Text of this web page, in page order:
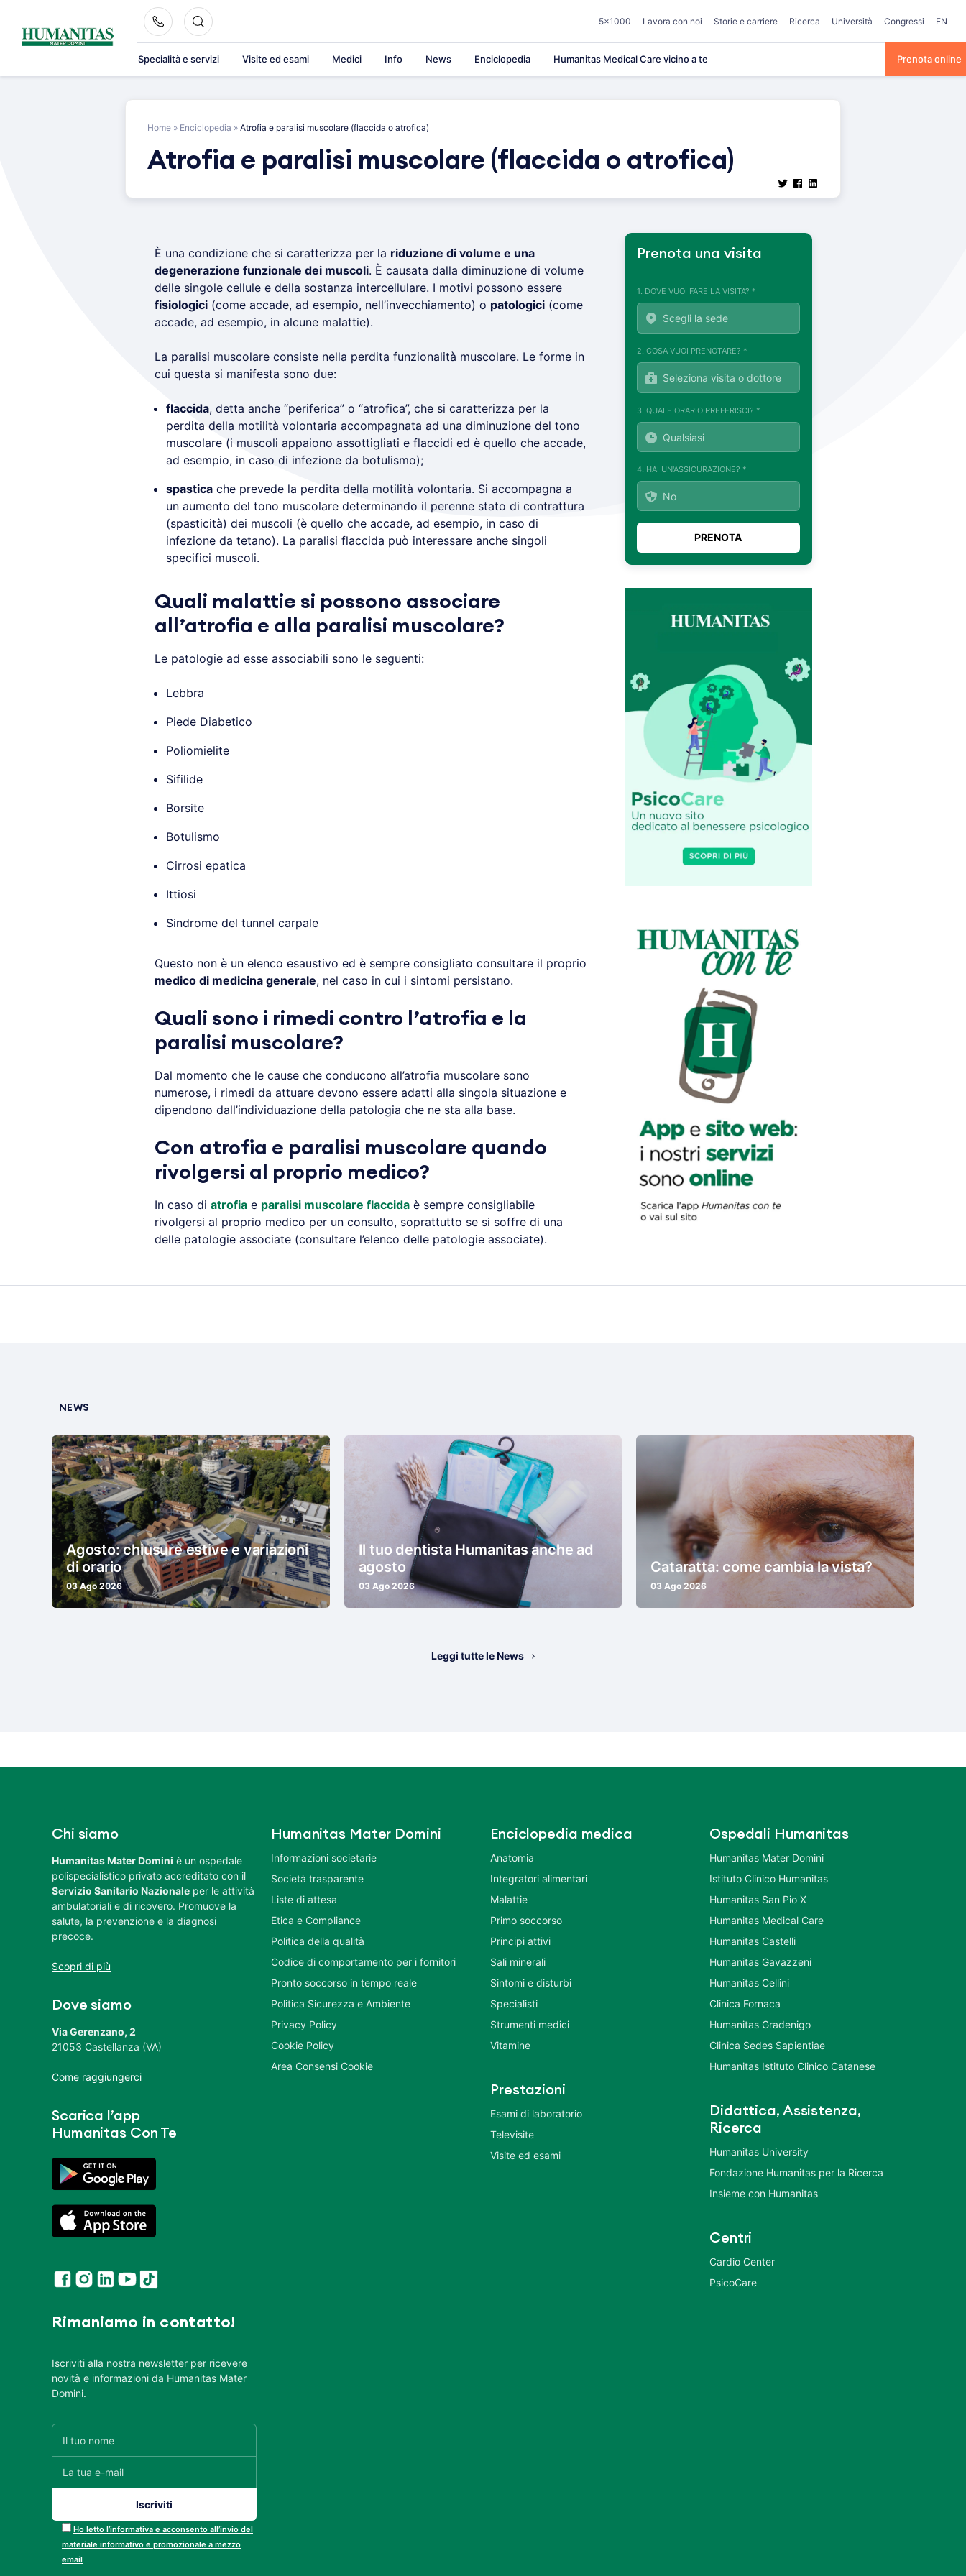
content
5×1000 Lavora con noi Storie e carriere Ricerca Università Congressi EN
Specialità e servizi Visite ed esami Medici Info News Enciclopedia Humanitas Medical Care vicino a te Prenota online
Home » Enciclopedia » Atrofia e paralisi muscolare (flaccida o atrofica)
Atrofia e paralisi muscolare (flaccida o atrofica)
È una condizione che si caratterizza per la riduzione di volume e una
degenerazione funzionale dei muscoli. È causata dalla diminuzione di volume
delle singole cellule e della sostanza intercellulare. I motivi possono essere
fisiologici(come accade, ad esempio, nell’invecchiamento) o patologici(come
accade, ad esempio, in alcune malattie).
La paralisi muscolare consiste nella perdita funzionalità muscolare. Le forme in
cui questa si manifesta sono due:
flaccida, detta anche “periferica” o “atrofica”, che si caratterizza per la
perdita della motilità volontaria accompagnata ad una diminuzione del tono
muscolare (i muscoli appaiono assottigliati e flaccidi ed è quello che accade,
ad esempio, in caso di infezione da botulismo);
spasticache prevede la perdita della motilità volontaria. Si accompagna a
un aumento del tono muscolare determinando il perenne stato di contrattura
(spasticità) dei muscoli (è quello che accade, ad esempio, in caso di
infezione da tetano). La paralisi flaccida può interessare anche singoli
specifici muscoli.
Quali malattie si possono associare
all’atrofia e alla paralisi muscolare?
Le patologie ad esse associabili sono le seguenti:
Lebbra
Piede Diabetico
Poliomielite
Sifilide
Borsite
Botulismo
Cirrosi epatica
Ittiosi
Sindrome del tunnel carpale
Questo non è un elenco esaustivo ed è sempre consigliato consultare il proprio
medico di medicina generale, nel caso in cui i sintomi persistano.
Quali sono i rimedi contro l’atrofia e la
paralisi muscolare?
Dal momento che le cause che conducono all’atrofia muscolare sono
numerose, i rimedi da attuare devono essere adatti alla singola situazione e
dipendono dall’individuazione della patologia che ne sta alla base.
Con atrofia e paralisi muscolare quando
rivolgersi al proprio medico?
In caso di atrofiae paralisi muscolare flaccidaè sempre consigliabile
rivolgersi al proprio medico per un consulto, soprattutto se si soffre di una
delle patologie associate (consultare l’elenco delle patologie associate).
Prenota una visita
1. DOVE VUOI FARE LA VISITA? *
2. COSA VUOI PRENOTARE? *
3. QUALE ORARIO PREFERISCI? *
4. HAI UN'ASSICURAZIONE? *
NEWS
Agosto: chiusure estive e variazioni
di orario
03 Ago 2026
Il tuo dentista Humanitas anche ad
agosto
03 Ago 2026
Cataratta: come cambia la vista?
03 Ago 2026
Leggi tutte le News
Chi siamo
Humanitas Mater Domini è un ospedale
polispecialistico privato accreditato con il
Servizio Sanitario Nazionale per le attività
ambulatoriali e di ricovero. Promuove la
salute, la prevenzione e la diagnosi
precoce.
Scopri di più
Dove siamo
Via Gerenzano, 2
21053 Castellanza (VA)
Come raggiungerci
Scarica l’app
Humanitas Con Te
Rimaniamo in contatto!
Iscriviti alla nostra newsletter per ricevere
novità e informazioni da Humanitas Mater
Domini.
Ho letto l’informativa e acconsento all’invio del
materiale informativo e promozionale a mezzo
email
Humanitas Mater Domini
Informazioni societarie
Società trasparente
Liste di attesa
Etica e Compliance
Politica della qualità
Codice di comportamento per i fornitori
Pronto soccorso in tempo reale
Politica Sicurezza e Ambiente
Privacy Policy
Cookie Policy
Area Consensi Cookie
Enciclopedia medica
Anatomia
Integratori alimentari
Malattie
Primo soccorso
Principi attivi
Sali minerali
Sintomi e disturbi
Specialisti
Strumenti medici
Vitamine
Prestazioni
Esami di laboratorio
Televisite
Visite ed esami
Ospedali Humanitas
Humanitas Mater Domini
Istituto Clinico Humanitas
Humanitas San Pio X
Humanitas Medical Care
Humanitas Castelli
Humanitas Gavazzeni
Humanitas Cellini
Clinica Fornaca
Humanitas Gradenigo
Clinica Sedes Sapientiae
Humanitas Istituto Clinico Catanese
Didattica, Assistenza,
Ricerca
Humanitas University
Fondazione Humanitas per la Ricerca
Insieme con Humanitas
Centri
Cardio Center
PsicoCare